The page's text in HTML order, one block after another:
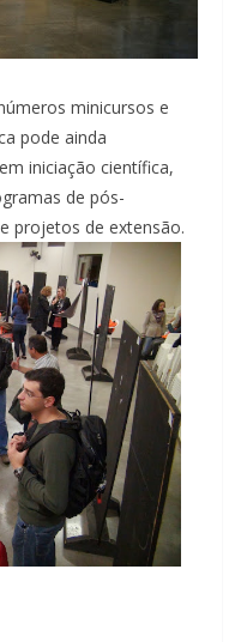
minicursos e
pode ainda
iniciação científica,
de pós-
projetos de extensão.